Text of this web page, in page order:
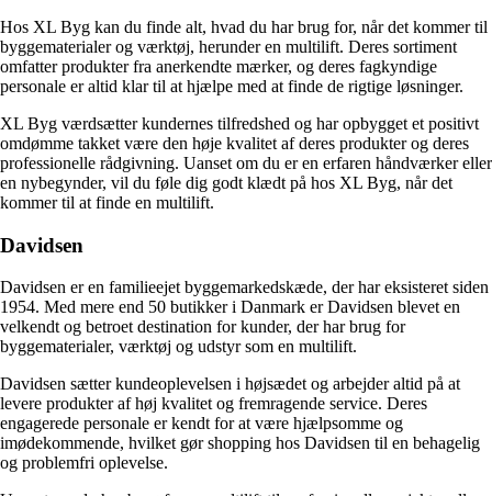
Hos XL Byg kan du finde alt, hvad du har brug for, når det kommer til
byggematerialer og værktøj, herunder en multilift. Deres sortiment
omfatter produkter fra anerkendte mærker, og deres fagkyndige
personale er altid klar til at hjælpe med at finde de rigtige løsninger.
XL Byg værdsætter kundernes tilfredshed og har opbygget et positivt
omdømme takket være den høje kvalitet af deres produkter og deres
professionelle rådgivning. Uanset om du er en erfaren håndværker eller
en nybegynder, vil du føle dig godt klædt på hos XL Byg, når det
kommer til at finde en multilift.
Davidsen
Davidsen er en familieejet byggemarkedskæde, der har eksisteret siden
1954. Med mere end 50 butikker i Danmark er Davidsen blevet en
velkendt og betroet destination for kunder, der har brug for
byggematerialer, værktøj og udstyr som en multilift.
Davidsen sætter kundeoplevelsen i højsædet og arbejder altid på at
levere produkter af høj kvalitet og fremragende service. Deres
engagerede personale er kendt for at være hjælpsomme og
imødekommende, hvilket gør shopping hos Davidsen til en behagelig
og problemfri oplevelse.